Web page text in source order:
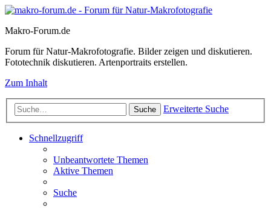
Makro-Forum.de
Forum für Natur-Makrofotografie. Bilder zeigen und diskutieren.
Fototechnik diskutieren. Artenportraits erstellen.
Zum Inhalt
Suche Erweiterte Suche
Schnellzugriff
Unbeantwortete Themen
Aktive Themen
Suche